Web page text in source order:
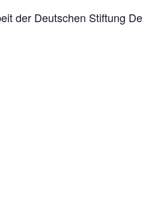
der Deutschen Stiftung